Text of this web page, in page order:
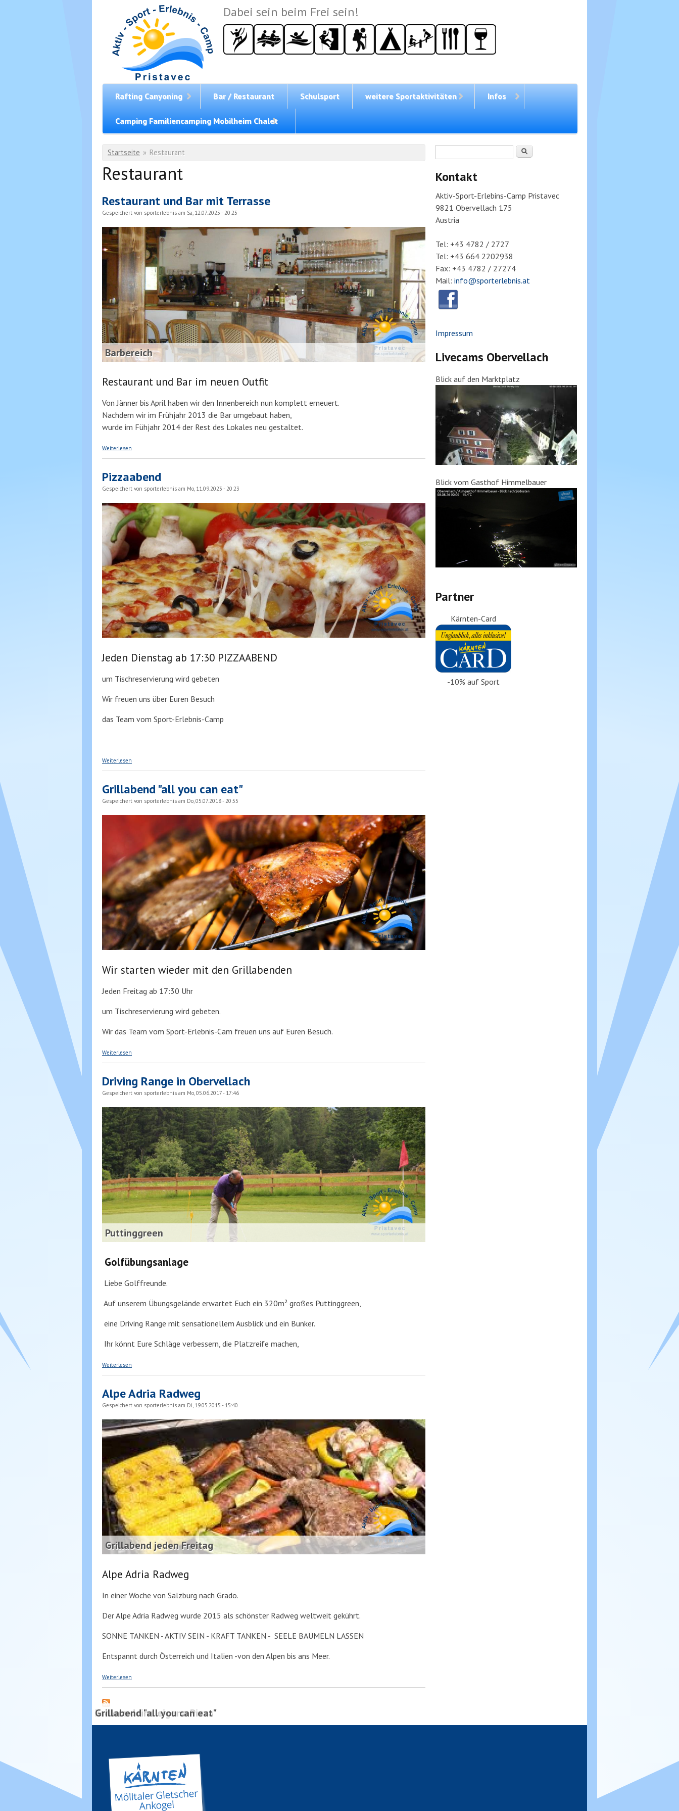
Dabei sein beim Frei sein!
Rafting Canyoning Bar / Restaurant Schulsport weitere Sportaktivitäten Infos
Camping Familiencamping Mobilheim Chalet
Sie sind hier
Startseite » Restaurant
Restaurant
Restaurant und Bar mit Terrasse
Gespeichert von sporterlebnis am Sa, 12.07.2025 - 20:25
Barbereich
Restaurant und Bar im neuen Outfit
Von Jänner bis April haben wir den Innenbereich nun komplett erneuert.
Nachdem wir im Frühjahr 2013 die Bar umgebaut haben,
wurde im Fühjahr 2014 der Rest des Lokales neu gestaltet.
Weiterlesen
Pizzaabend
Gespeichert von sporterlebnis am Mo, 11.09.2023 - 20:23
Kreiere deine eigene Pizza
Jeden Dienstag ab 17:30 PIZZAABEND
um Tischreservierung wird gebeten
Wir freuen uns über Euren Besuch
das Team vom Sport-Erlebnis-Camp
Weiterlesen
Grillabend "all you can eat"
Gespeichert von sporterlebnis am Do, 05.07.2018 - 20:55
Grillabend "all you can eat"
Wir starten wieder mit den Grillabenden
Jeden Freitag ab 17:30 Uhr
um Tischreservierung wird gebeten.
Wir das Team vom Sport-Erlebnis-Cam freuen uns auf Euren Besuch.
Weiterlesen
Driving Range in Obervellach
Gespeichert von sporterlebnis am Mo, 05.06.2017 - 17:46
Puttinggreen
Golfübungsanlage
Liebe Golffreunde.
Auf unserem Übungsgelände erwartet Euch ein 320m² großes Puttinggreen,
eine Driving Range mit sensationellem Ausblick und ein Bunker.
Ihr könnt Eure Schläge verbessern, die Platzreife machen,
Weiterlesen
Alpe Adria Radweg
Gespeichert von sporterlebnis am Di, 19.05.2015 - 15:40
Grillabend jeden Freitag
Alpe Adria Radweg
In einer Woche von Salzburg nach Grado.
Der Alpe Adria Radweg wurde 2015 als schönster Radweg weltweit gekührt.
SONNE TANKEN - AKTIV SEIN - KRAFT TANKEN - SEELE BAUMELN LASSEN
Entspannt durch Österreich und Italien -von den Alpen bis ans Meer.
Weiterlesen
Suche
Kontakt
Aktiv-Sport-Erlebins-Camp Pristavec
9821 Obervellach 175
Austria
Tel: +43 4782 / 2727
Tel: +43 664 2202938
Fax: +43 4782 / 27274
Mail: info@sporterlebnis.at
Impressum
Livecams Obervellach
Blick auf den Marktplatz
Blick vom Gasthof Himmelbauer
Partner
Kärnten-Card
-10% auf Sport